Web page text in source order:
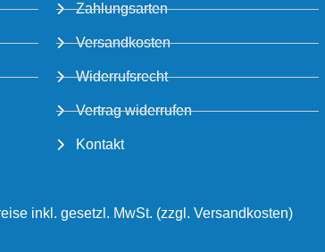
Zahlungsarten
Versandkosten
Widerrufsrecht
Vertrag widerrufen
Kontakt
inkl. gesetzl. MwSt. (zzgl. Versandkosten)